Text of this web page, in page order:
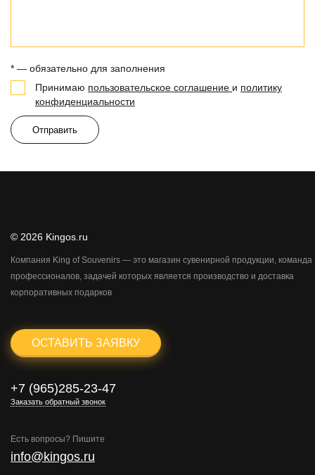
* — обязательно для заполнения
Принимаю пользовательское соглашение и политику
конфиденциальности
Отправить
© 2026 Kingos.ru
Компания King of Souvenirs — это магазин сувенирной продукции, команда
профессионалов, задачей которых является производство и доставка
корпоративных подарков
ОСТАВИТЬ ЗАЯВКУ
+7 (965)285-23-47
Заказать обратный звонок
Есть вопросы? Пишите
info@kingos.ru